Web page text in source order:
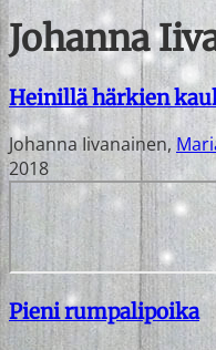
Johanna
Heinillä härkien
Johanna Iivanainen,
2018
Pieni rumpalipoika